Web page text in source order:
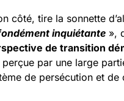
côté, tire la sonnette
inquiétante »,
de transition
par une large
de persécution et